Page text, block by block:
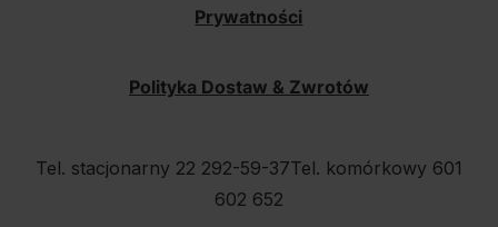
Prywatności
Polityka Dostaw & Zwrotów
Tel. stacjonarny 22 292-59-37Tel. komórkowy 601
602 652